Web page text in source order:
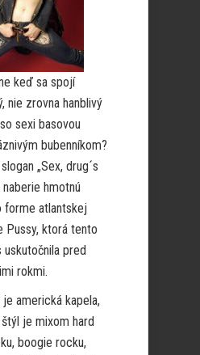
keď sa spojí
nie zrovna hanblivý
sexi basovou
bubenníkom?
„Sex, drug´s
naberie hmotnú
forme atlantskej
Pussy, ktorá tento
uskutočnila pred
rokmi.
americká kapela,
je mixom hard
boogie rocku,